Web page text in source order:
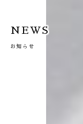
NEWS
お知らせ